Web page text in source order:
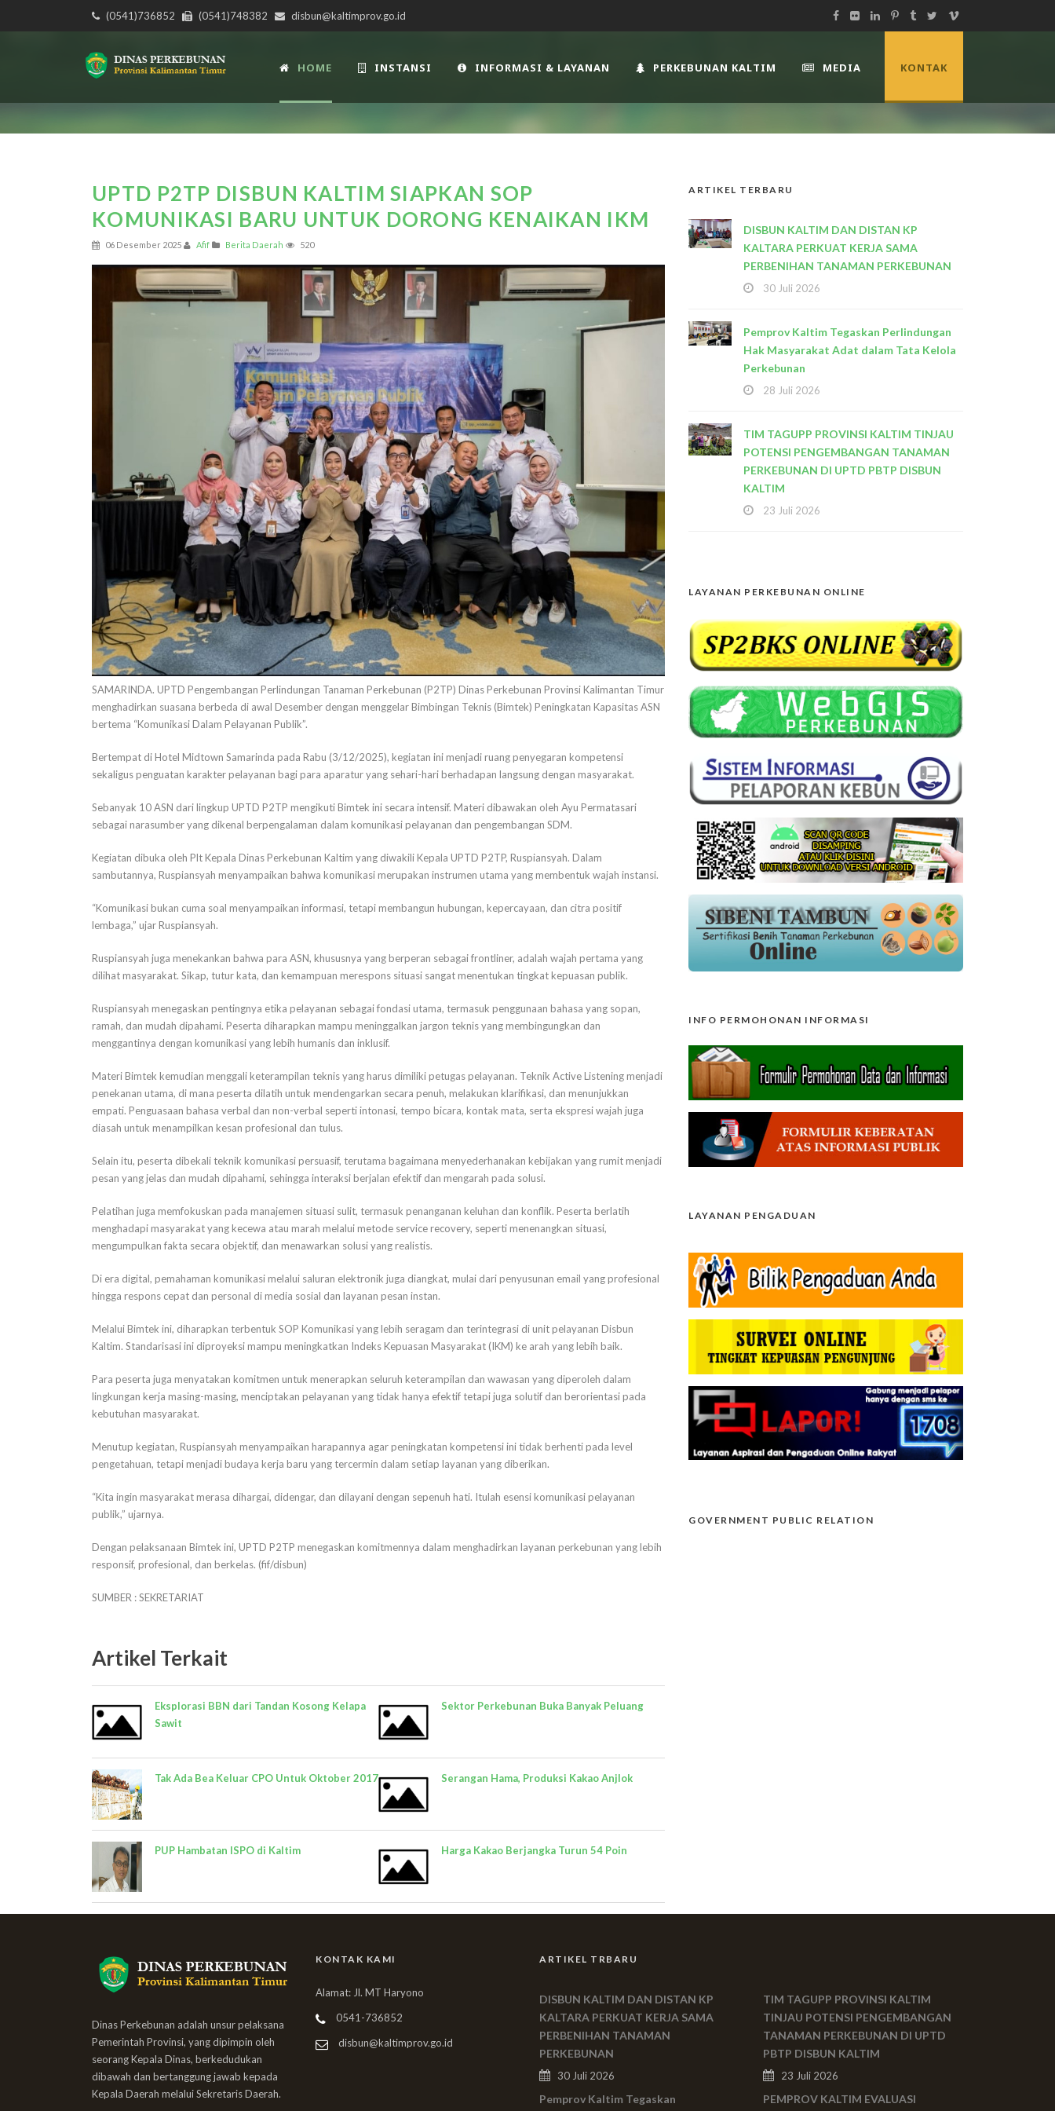
(0541)736852 (0541)748382 disbun@kaltimprov.go.id
HOME INSTANSI INFORMASI & LAYANAN PERKEBUNAN KALTIM MEDIA KONTAK
UPTD P2TP DISBUN KALTIM SIAPKAN SOP
KOMUNIKASI BARU UNTUK DORONG KENAIKAN IKM
06 Desember 2025 Afif Berita Daerah 520
SAMARINDA. UPTD Pengembangan Perlindungan Tanaman Perkebunan (P2TP) Dinas Perkebunan Provinsi Kalimantan Timur
menghadirkan suasana berbeda di awal Desember dengan menggelar Bimbingan Teknis (Bimtek) Peningkatan Kapasitas ASN
bertema “Komunikasi Dalam Pelayanan Publik”.
Bertempat di Hotel Midtown Samarinda pada Rabu (3/12/2025), kegiatan ini menjadi ruang penyegaran kompetensi
sekaligus penguatan karakter pelayanan bagi para aparatur yang sehari-hari berhadapan langsung dengan masyarakat.
Sebanyak 10 ASN dari lingkup UPTD P2TP mengikuti Bimtek ini secara intensif. Materi dibawakan oleh Ayu Permatasari
sebagai narasumber yang dikenal berpengalaman dalam komunikasi pelayanan dan pengembangan SDM.
Kegiatan dibuka oleh Plt Kepala Dinas Perkebunan Kaltim yang diwakili Kepala UPTD P2TP, Ruspiansyah. Dalam
sambutannya, Ruspiansyah menyampaikan bahwa komunikasi merupakan instrumen utama yang membentuk wajah instansi.
“Komunikasi bukan cuma soal menyampaikan informasi, tetapi membangun hubungan, kepercayaan, dan citra positif
lembaga,” ujar Ruspiansyah.
Ruspiansyah juga menekankan bahwa para ASN, khususnya yang berperan sebagai frontliner, adalah wajah pertama yang
dilihat masyarakat. Sikap, tutur kata, dan kemampuan merespons situasi sangat menentukan tingkat kepuasan publik.
Ruspiansyah menegaskan pentingnya etika pelayanan sebagai fondasi utama, termasuk penggunaan bahasa yang sopan,
ramah, dan mudah dipahami. Peserta diharapkan mampu meninggalkan jargon teknis yang membingungkan dan
menggantinya dengan komunikasi yang lebih humanis dan inklusif.
Materi Bimtek kemudian menggali keterampilan teknis yang harus dimiliki petugas pelayanan. Teknik Active Listening menjadi
penekanan utama, di mana peserta dilatih untuk mendengarkan secara penuh, melakukan klarifikasi, dan menunjukkan
empati. Penguasaan bahasa verbal dan non-verbal seperti intonasi, tempo bicara, kontak mata, serta ekspresi wajah juga
diasah untuk menampilkan kesan profesional dan tulus.
Selain itu, peserta dibekali teknik komunikasi persuasif, terutama bagaimana menyederhanakan kebijakan yang rumit menjadi
pesan yang jelas dan mudah dipahami, sehingga interaksi berjalan efektif dan mengarah pada solusi.
Pelatihan juga memfokuskan pada manajemen situasi sulit, termasuk penanganan keluhan dan konflik. Peserta berlatih
menghadapi masyarakat yang kecewa atau marah melalui metode service recovery, seperti menenangkan situasi,
mengumpulkan fakta secara objektif, dan menawarkan solusi yang realistis.
Di era digital, pemahaman komunikasi melalui saluran elektronik juga diangkat, mulai dari penyusunan email yang profesional
hingga respons cepat dan personal di media sosial dan layanan pesan instan.
Melalui Bimtek ini, diharapkan terbentuk SOP Komunikasi yang lebih seragam dan terintegrasi di unit pelayanan Disbun
Kaltim. Standarisasi ini diproyeksi mampu meningkatkan Indeks Kepuasan Masyarakat (IKM) ke arah yang lebih baik.
Para peserta juga menyatakan komitmen untuk menerapkan seluruh keterampilan dan wawasan yang diperoleh dalam
lingkungan kerja masing-masing, menciptakan pelayanan yang tidak hanya efektif tetapi juga solutif dan berorientasi pada
kebutuhan masyarakat.
Menutup kegiatan, Ruspiansyah menyampaikan harapannya agar peningkatan kompetensi ini tidak berhenti pada level
pengetahuan, tetapi menjadi budaya kerja baru yang tercermin dalam setiap layanan yang diberikan.
“Kita ingin masyarakat merasa dihargai, didengar, dan dilayani dengan sepenuh hati. Itulah esensi komunikasi pelayanan
publik,” ujarnya.
Dengan pelaksanaan Bimtek ini, UPTD P2TP menegaskan komitmennya dalam menghadirkan layanan perkebunan yang lebih
responsif, profesional, dan berkelas. (fif/disbun)
SUMBER : SEKRETARIAT
Artikel Terkait
Eksplorasi BBN dari Tandan Kosong Kelapa
Sawit
Tak Ada Bea Keluar CPO Untuk Oktober 2017
PUP Hambatan ISPO di Kaltim
Sektor Perkebunan Buka Banyak Peluang
Serangan Hama, Produksi Kakao Anjlok
Harga Kakao Berjangka Turun 54 Poin
ARTIKEL TERBARU
DISBUN KALTIM DAN DISTAN KP
KALTARA PERKUAT KERJA SAMA
PERBENIHAN TANAMAN PERKEBUNAN
30 Juli 2026
Pemprov Kaltim Tegaskan Perlindungan
Hak Masyarakat Adat dalam Tata Kelola
Perkebunan
28 Juli 2026
TIM TAGUPP PROVINSI KALTIM TINJAU
POTENSI PENGEMBANGAN TANAMAN
PERKEBUNAN DI UPTD PBTP DISBUN
KALTIM
23 Juli 2026
LAYANAN PERKEBUNAN ONLINE
INFO PERMOHONAN INFORMASI
LAYANAN PENGADUAN
GOVERNMENT PUBLIC RELATION
Dinas Perkebunan adalah unsur pelaksana
Pemerintah Provinsi, yang dipimpin oleh
seorang Kepala Dinas, berkedudukan
dibawah dan bertanggung jawab kepada
Kepala Daerah melalui Sekretaris Daerah.
KONTAK KAMI
Alamat: Jl. MT Haryono
0541-736852
disbun@kaltimprov.go.id
ARTIKEL TRBARU
DISBUN KALTIM DAN DISTAN KP
KALTARA PERKUAT KERJA SAMA
PERBENIHAN TANAMAN
PERKEBUNAN
30 Juli 2026
Pemprov Kaltim Tegaskan
TIM TAGUPP PROVINSI KALTIM
TINJAU POTENSI PENGEMBANGAN
TANAMAN PERKEBUNAN DI UPTD
PBTP DISBUN KALTIM
23 Juli 2026
PEMPROV KALTIM EVALUASI